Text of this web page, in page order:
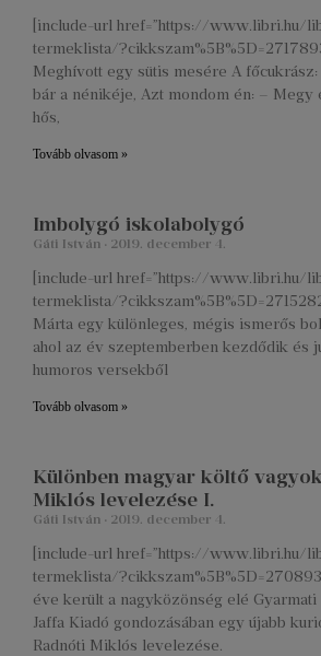
[include-url href=”https://www.libri.hu/
termeklista/
Meghívott egy sütis mesére A
bár a nénikéje, Azt mondom én: –
hős,
Tovább olvasom »
Imbolygó iskolabolygó
Gáti István 2019. december 4.
[include-url href=”https://www.libri.hu/
termeklista/
Márta egy különleges, mégis ismerős
ahol az év szeptemberben kezdődik és
humoros versekből
Tovább olvasom »
Különben magyar költő
Miklós levelezése I.
Gáti István 2019. december 4.
[include-url href=”https://www.libri.hu/
termeklista/
éve került a nagyközönség elé Gyarmati
Jaffa Kiadó gondozásában egy újabb
Radnóti Miklós levelezése.